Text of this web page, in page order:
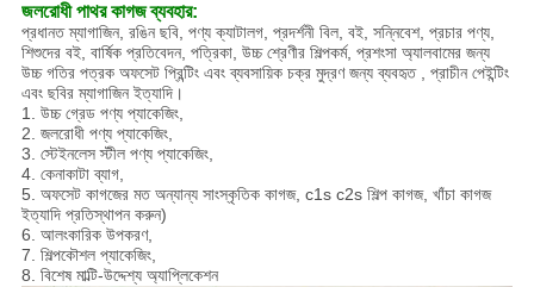
জলরোধী পাথর কাগজব্যবহার:
প্রধানত ম্যাগাজিন, রঙিন ছবি, পণ্য ক্যাটালগ, প্রদর্শনী বিল, বই, সন্নিবেশ, প্রচার পণ্য,
শিশুদের বই, বার্ষিক প্রতিবেদন, পত্রিকা, উচ্চ শ্রেণীর শিল্পকর্ম, প্রশংসা অ্যালবামের জন্য
উচ্চ গতির পত্রক অফসেট প্রিন্টিং এবং ব্যবসায়িক চক্র মুদ্রণ জন্য ব্যবহৃত , প্রাচীন পেইন্টিং
এবং ছবির ম্যাগাজিন ইত্যাদি।
1. উচ্চ গ্রেড পণ্য প্যাকেজিং,
2. জলরোধী পণ্য প্যাকেজিং,
3. স্টেইনলেস স্টীল পণ্য প্যাকেজিং,
4. কেনাকাটা ব্যাগ,
5. অফসেট কাগজের মত অন্যান্য সাংস্কৃতিক কাগজ, c1s c2s শিল্প কাগজ, খাঁচা কাগজ
ইত্যাদি প্রতিস্থাপন করুন)
6. আলংকারিক উপকরণ,
7. শিল্পকৌশল প্যাকেজিং,
8. বিশেষ মাল্টি-উদ্দেশ্য অ্যাপ্লিকেশন